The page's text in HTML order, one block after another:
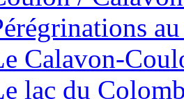
Calavon-
lac du